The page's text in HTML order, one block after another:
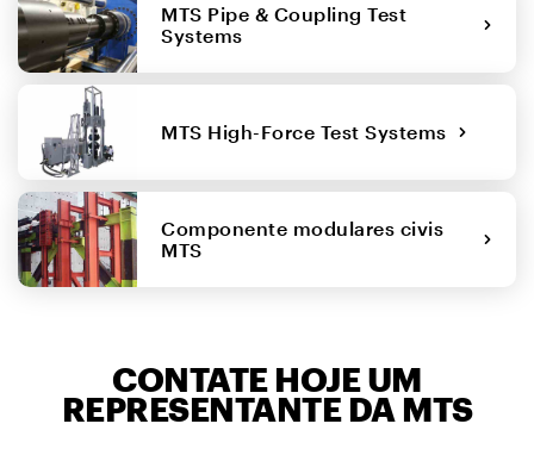
MTS Pipe & Coupling Test
Systems
MTS High-Force Test Systems
Componente modulares civis
MTS
CONTATE HOJE UM
REPRESENTANTE DA MTS